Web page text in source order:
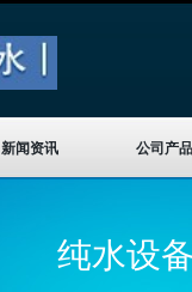
新闻资讯 公司产
纯水设